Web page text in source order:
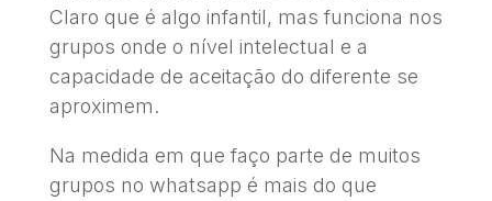
Claro que é algo infantil, mas funciona nos
grupos onde o nível intelectual e a
capacidade de aceitação do diferente se
aproximem.
Na medida em que faço parte de muitos
grupos no whatsapp é mais do que